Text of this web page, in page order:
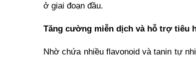
ở giai đoạn đầu.
Tăng cường miễn dịch và hỗ trợ tiêu
Nhờ chứa nhiều flavonoid và tanin tự